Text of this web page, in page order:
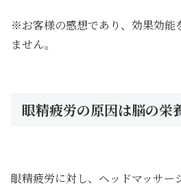
※お客様の感想であり、効果効能
ません。
眼精疲労の原因は脳の栄
眼精疲労に対し、ヘッドマッサー